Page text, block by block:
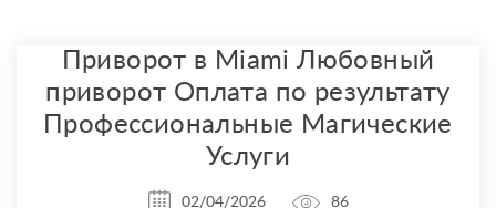
Приворот в Miami Любовный
приворот Оплата по результату
Профессиональные Магические
Услуги
02/04/2026 86